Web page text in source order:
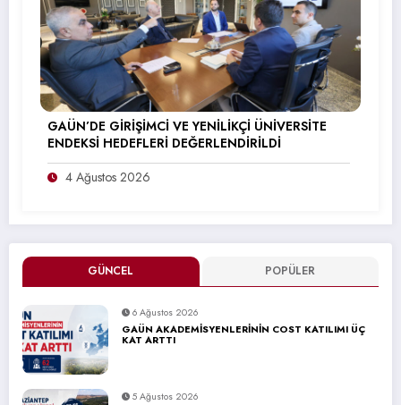
GÜNCEL POPÜLER
6 Ağustos 2026
GAÜN AKADEMİSYENLERİNİN COST KATILIMI ÜÇ
KAT ARTTI
5 Ağustos 2026
GAÜN’DE GİRİŞİMCİ VE YENİLİKÇİ ÜNİVERSİTE
ENDEKSİ HEDEFLERİ DEĞERLENDİRİLDİ
4 Ağustos 2026